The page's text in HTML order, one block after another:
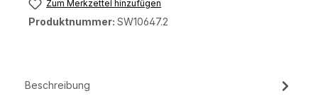
Zum Merkzettel hinzufügen
Produktnummer: SW10647.2
Beschreibung